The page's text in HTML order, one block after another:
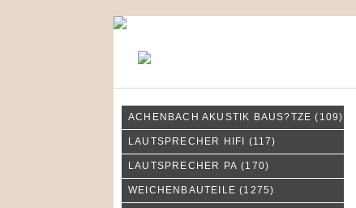
ACHENBACH AKUSTIK BAUS?TZE (109)
LAUTSPRECHER HIFI (117)
LAUTSPRECHER PA (170)
WEICHENBAUTEILE (1275)